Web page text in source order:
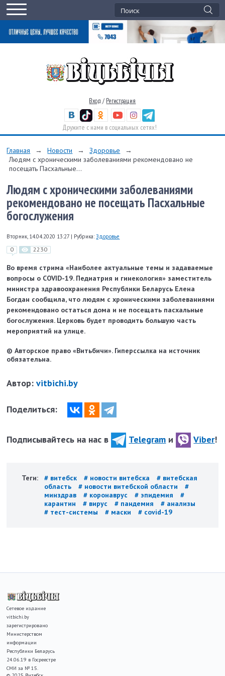
Вход / Регистрация
Дружите с нами в социальных сетях!
Главная → Новости → Здоровье
→
Людям с хроническими заболеваниями рекомендовано не
посещать Пасхальные...
Людям с хроническими заболеваниями
рекомендовано не посещать Пасхальные
богослужения
Вторник, 14.04.2020 13:27 | Рубрика: Здоровье
0 2230
Во время стрима «Наиболее актуальные темы и задаваемые
вопросы о COVID-19. Педиатрия и гинекология» заместитель
министра здравоохранения Республики Беларусь Елена
Богдан сообщила, что людям с хроническими заболеваниями
рекомендовано остаться дома и не посещать пасхальные
богослужения. Церковь будет проводить большую часть
мероприятий на улице.
© Авторское право «Витьбичи». Гиперссылка на источник
обязательна.
Автор:vitbichi.by
Поделиться:
Подписывайтесь на нас в Telegram и Viber!
Теги: # витебск # новости витебска
# витебская
область
# новости витебской области
#
минздрав
# коронаврус # эпидемия
#
карантин
# вирус # пандемия
# анализы
# тест-системы
# маски # covid-19
Сетевое издание
vitbichi.by
зарегистрировано
Министерством
информации
Республики Беларусь
24.06.19 в Госреестре
СМИ за № 15.